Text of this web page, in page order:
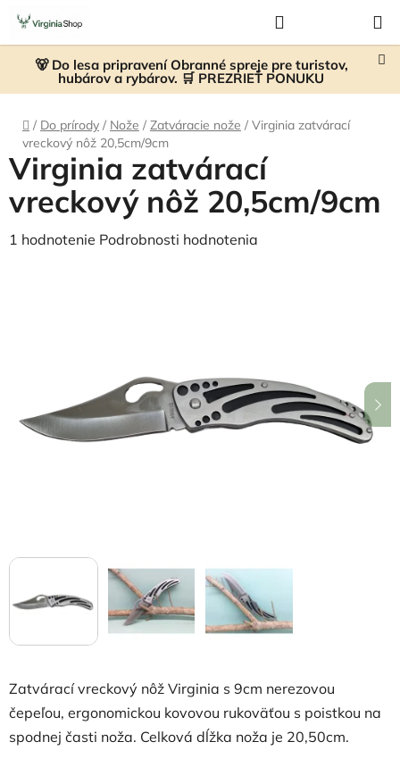
Prejsť
obsah
🐻 Do lesa pripravení Obranné spreje pre turistov,
hubárov a rybárov. 🛒 PREZRIEŤ PONUKU
KOŠÍK
Domov
/ Do prírody / Nože / Zatváracie nože / Virginia zatvárací
vreckový nôž 20,5cm/9cm
Zatvárací vreckový nôž Virginia s 9cm nerezovou
čepeľou, ergonomickou kovovou rukoväťou s poistkou na
spodnej časti noža. Celková dĺžka noža je 20,50cm.
Virginia zatvárací
vreckový nôž 20,5cm/9cm
Priemerné
hviezdičiek.
1 hodnotenie Podrobnosti hodnotenia